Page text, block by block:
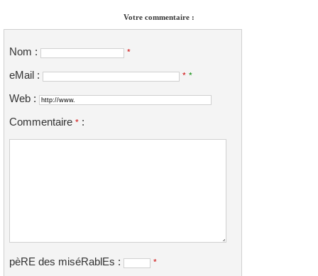
Votre commentaire :
Nom : *
eMail : * *
Web :
Commentaire * :
pèRE des miséRablEs : *